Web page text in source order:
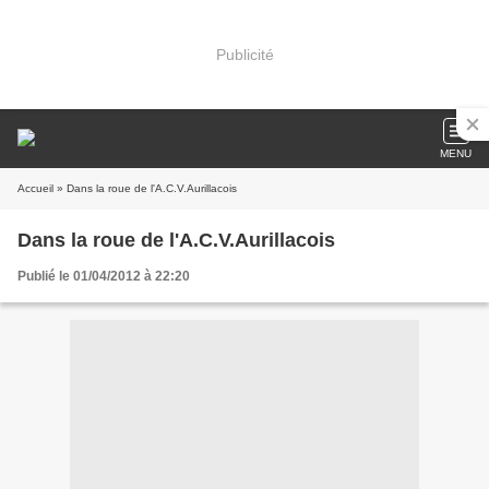
Publicité
MENU
Accueil » Dans la roue de l'A.C.V.Aurillacois
Dans la roue de l'A.C.V.Aurillacois
Publié le 01/04/2012 à 22:20